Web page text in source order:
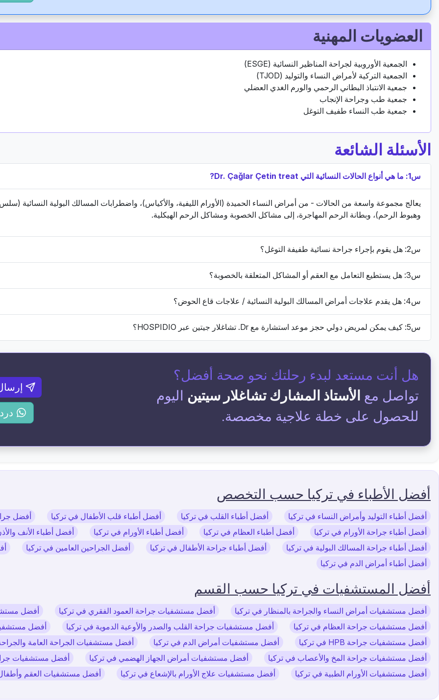
العضويات المهنية
الجمعية الأوروبية لجراحة المناظير النسائية (ESGE)
الجمعية التركية لأمراض النساء والتوليد (TJOD)
جمعية الانتباذ البطاني الرحمي والورم الغدي العضلي
جمعية طب وجراحة الإنجاب
جمعية طب النساء طفيف التوغل
الأسئلة الشائعة
س1: ما هي أنواع الحالات النسائية التي Dr. Çağlar Çetin treat?
يعالج مجموعة واسعة من الحالات - من أمراض النساء الحميدة (الأورام الليفية، والأكياس)، واضطرابات المسالك البولية النسائية (سلس
وهبوط الرحم)، وبطانة الرحم المهاجرة، إلى مشاكل الخصوبة ومشاكل الرحم الهيكلية.
س2: هل يقوم بإجراء جراحة نسائية طفيفة التوغل؟
س3: هل يستطيع التعامل مع العقم أو المشاكل المتعلقة بالخصوبة؟
س4: هل يقدم علاجات أمراض المسالك البولية النسائية / علاجات قاع الحوض؟
س5: كيف يمكن لمريض دولي حجز موعد استشارة مع Dr. تشاغلار جيتين عبر HOSPIDIO؟
هل أنت مستعد لبدء رحلتك نحو صحة أفضل؟
تواصل مع الأستاذ المشارك تشاغلار سيتين اليوم
للحصول على خطة علاجية مخصصة.
أفضل الأطباء في تركيا حسب التخصص
أفضل أطباء التوليد وأمراض النساء في تركيا أفضل أطباء القلب في تركيا أفضل أطباء قلب الأطفال في تركيا أفضل
أفضل أطباء جراحة الأورام في تركيا
أفضل أطباء العظام في تركيا أفضل أطباء الأورام في تركيا أفضل أطباء الأنف
أفضل أطباء جراحة المسالك البولية في تركيا
أفضل أطباء جراحة الأطفال في تركيا أفضل الجراحين العامين في تركيا
أفضل أطباء أمراض الدم في تركيا
أفضل المستشفيات في تركيا حسب القسم
أفضل مستشفيات أمراض النساء والجراحة بالمنظار في تركيا أفضل مستشفيات جراحة العمود الفقري في تركيا
أفضل
أفضل مستشفيات جراحة العظام في تركيا
أفضل مستشفيات جراحة القلب والصدر والأوعية الدموية في تركيا
أفضل
أفضل مستشفيات جراحة HPB في تركيا
أفضل مستشفيات أمراض الدم في تركيا
أفضل مستشفيات الجراحة العامة
أفضل مستشفيات جراحة المخ والأعصاب في تركيا
أفضل مستشفيات أمراض الجهاز الهضمي في تركيا
أفضل مستشفيات
أفضل مستشفيات الأورام الطبية في تركيا
أفضل مستشفيات علاج الأورام بالإشعاع في تركيا أفضل مستشفيات العقم وأطفال